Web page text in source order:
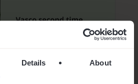
Details About